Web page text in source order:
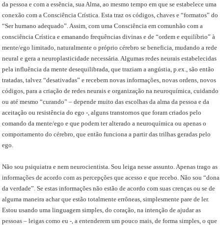
da pessoa e com a essência, sua Alma, ao mesmo tempo em que se estabelece uma
conexão com a Consciência Crística. Esta traz os códigos, chaves e “formatos” do
“Ser humano adequado”. Assim, com uma Consciência em comunhão com a
consciência Crística e emanando frequências divinas e de “ordem e equilíbrio” à
mente/ego limitado, naturalmente o próprio cérebro se beneficia, mudando a rede
neural e gera a neuroplasticidade necessária. Algumas redes neurais estabelecidas
pela influência da mente desequilibrada, que traziam a angústia, p.ex., são então
tratadas, talvez “desativadas” e recebem novas informações, novas ordens, novos
códigos, para a criação de redes neurais e organização na neuroquímica, cuidando
ou até mesmo “curando” – depende muito das escolhas da alma da pessoa e da
aceitação ou resistência do ego -, alguns transtornos que foram criados pelo
comando da mente/ego e que podem ter alterado a neuroquímica ou apenas o
comportamento do cérebro, que então funciona a partir das trilhas geradas pelo
ego.
Não sou psiquiatra e nem neurocientista. Sou leiga nesse assunto. Apenas trago as
informações de acordo com as percepções que acesso e que recebo. Não sou “dona
da verdade”. Se estas informações não estão de acordo com suas crenças ou se de
alguma maneira achar que estão totalmente errôneas, simplesmente pare de ler.
Estou usando uma linguagem simples, do coração, na intenção de ajudar as
pessoas – leigas como eu -, a entenderem um pouco mais, de forma simples, o que